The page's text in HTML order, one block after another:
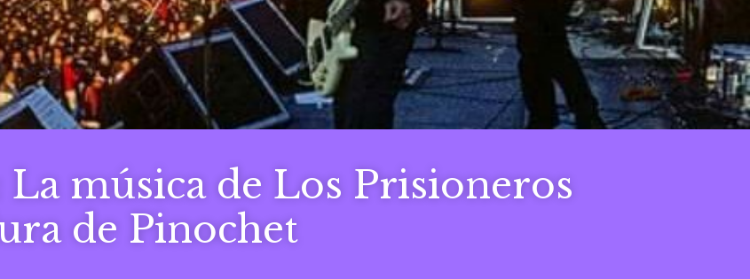
La música de Los Prisioneros
de Pinochet